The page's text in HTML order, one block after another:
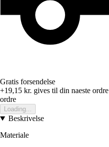
Gratis forsendelse
+19,15 kr. gives til din naeste ordre
ordre
Loading...
Beskrivelse
Materiale